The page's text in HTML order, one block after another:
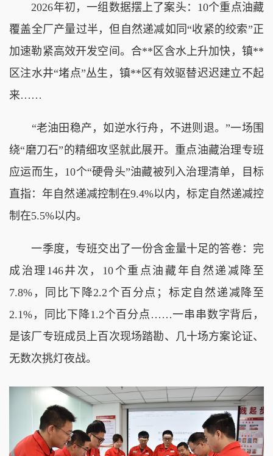
2026年初，一组数据摆上了案头：10个重点油藏
覆盖全厂产量过半，但自然递减如同“收紧的绞索”正
加速勒紧高效开发空间。合**区含水上升加快，镇**
区注水井“堵点”丛生，镇**区有效驱替迟迟建立不起
来……
“老油田稳产，如逆水行舟，不进则退。”一场围
绕“磨刀石”的精细攻坚就此展开。重点油藏治理专班
应运而生，10个“硬骨头”油藏被列入治理清单，目标
直指：年自然递减控制在9.4%以内，标定自然递减控
制在5.5%以内。
一季度，专班交出了一份含金量十足的答卷：完
成治理146井次，10个重点油藏年自然递减降至
7.8%，同比下降2.2个百分点；标定自然递减降至
2.1%，同比下降1.2个百分点……一串串数字背后，
是该厂专班成员上百次现场踏勘、几十场方案论证、
无数次挑灯夜战。